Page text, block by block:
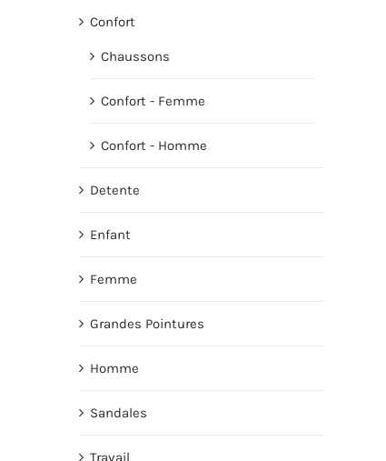
Confort
Chaussons
Confort - Femme
Confort - Homme
Detente
Enfant
Femme
Grandes Pointures
Homme
Sandales
Travail